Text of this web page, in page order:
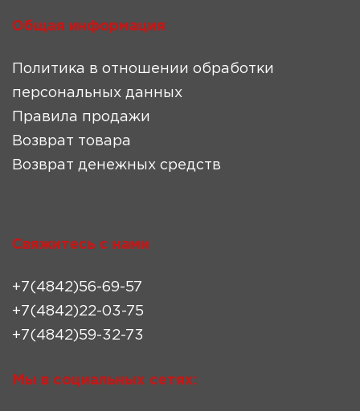
Общая информация
Политика в отношении обработки
персональных данных
Правила продажи
Возврат товара
Возврат денежных средств
Свяжитесь с нами
+7(4842)56-69-57
+7(4842)22-03-75
+7(4842)59-32-73
Мы в социальных сетях: